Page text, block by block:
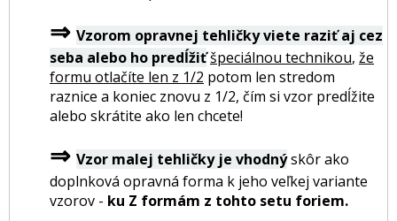
⇒ Vzorom opravnej tehličky viete raziť aj cez
seba alebo ho predĺžiťšpeciálnou technikou, že
formu otlačíte len z 1/2 potom len stredom
raznice a koniec znovu z 1/2, čím si vzor predĺžite
alebo skrátite ako len chcete!
⇒ Vzor malej tehličky je vhodnýskôr ako
doplnková opravná forma k jeho veľkej variante
vzorov - ku Z formám z tohto setu foriem.